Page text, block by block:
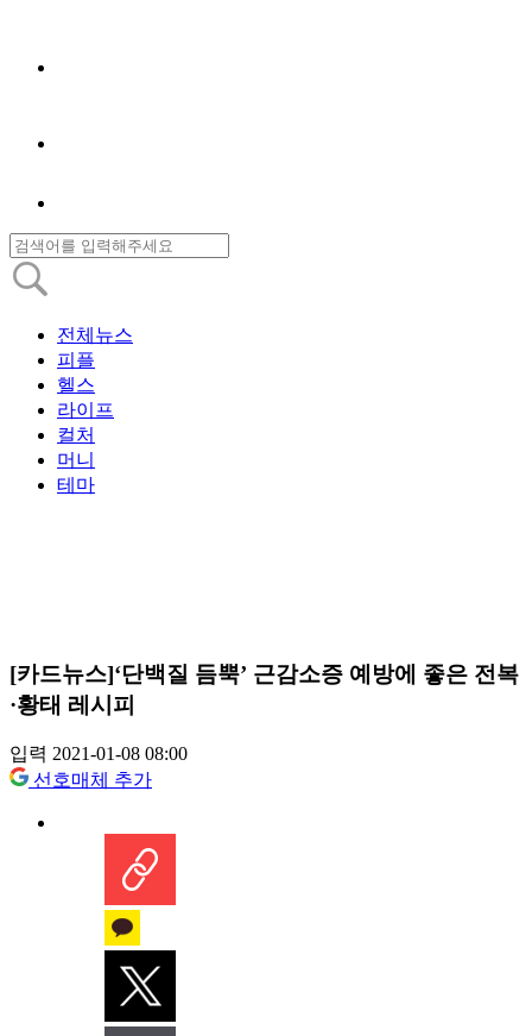
전체뉴스
피플
헬스
라이프
컬처
머니
테마
[카드뉴스]‘단백질 듬뿍’ 근감소증 예방에 좋은 전복
·황태 레시피
입력 2021-01-08 08:00
선호매체 추가